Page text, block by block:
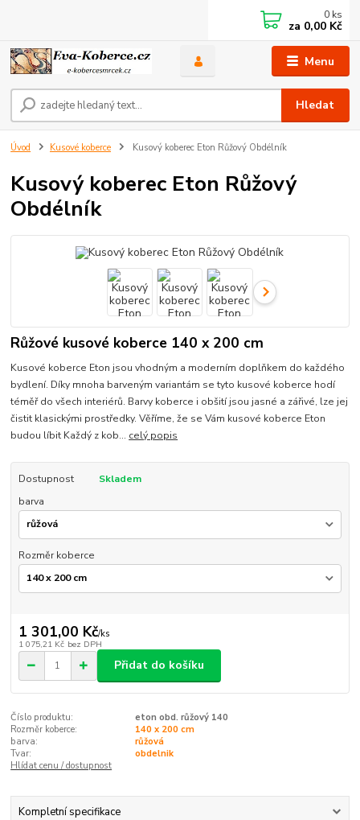
Menu
Hledat
0 ks
za 0,00 Kč
Úvod Kusové koberce Kusový koberec Eton Růžový Obdélník
Kusový koberec Eton Růžový
Obdélník
Růžové kusové koberce 140 x 200 cm
Kusové koberce Eton jsou vhodným a moderním doplňkem do každého
bydlení. Díky mnoha barveným variantám se tyto kusové koberce hodí
téměř do všech interiérů. Barvy koberce i obšití jsou jasné a zářivé, lze jej
čistit klasickými prostředky. Věříme, že se Vám kusové koberce Eton
budou líbit Každý z kob... celý popis
Dostupnost
Skladem
barva
Rozměr koberce
1 301,00 Kč/ks
1 075,21 Kč bez DPH
Přidat do košíku
Číslo produktu:
eton obd. růžový 140
Rozměr koberce:
140 x 200 cm
barva:
růžová
Tvar:
obdelnik
Hlídat cenu / dostupnost
Kompletní specifikace